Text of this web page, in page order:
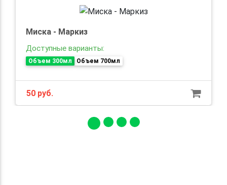
Миска - Маркиз
Доступные варианты:
Объем 300мл Объем 700мл
50 руб.